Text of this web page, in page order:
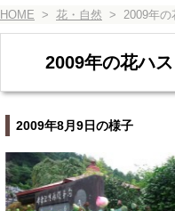
HOME > 花・自然 > 2009年の
2009年の花ハ
2009年8月9日の様子